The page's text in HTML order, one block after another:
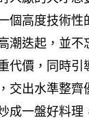
個高度技術性
潮迭起，並不
代價，同時引
交出水準整齊
成一盤好料理